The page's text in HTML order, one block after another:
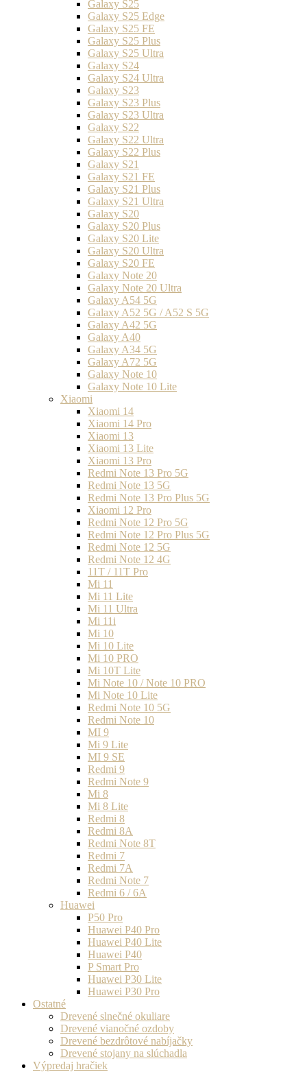
Galaxy S25
Galaxy S25 Edge
Galaxy S25 FE
Galaxy S25 Plus
Galaxy S25 Ultra
Galaxy S24
Galaxy S24 Ultra
Galaxy S23
Galaxy S23 Plus
Galaxy S23 Ultra
Galaxy S22
Galaxy S22 Ultra
Galaxy S22 Plus
Galaxy S21
Galaxy S21 FE
Galaxy S21 Plus
Galaxy S21 Ultra
Galaxy S20
Galaxy S20 Plus
Galaxy S20 Lite
Galaxy S20 Ultra
Galaxy S20 FE
Galaxy Note 20
Galaxy Note 20 Ultra
Galaxy A54 5G
Galaxy A52 5G / A52 S 5G
Galaxy A42 5G
Galaxy A40
Galaxy A34 5G
Galaxy A72 5G
Galaxy Note 10
Galaxy Note 10 Lite
Xiaomi
Xiaomi 14
Xiaomi 14 Pro
Xiaomi 13
Xiaomi 13 Lite
Xiaomi 13 Pro
Redmi Note 13 Pro 5G
Redmi Note 13 5G
Redmi Note 13 Pro Plus 5G
Xiaomi 12 Pro
Redmi Note 12 Pro 5G
Redmi Note 12 Pro Plus 5G
Redmi Note 12 5G
Redmi Note 12 4G
11T / 11T Pro
Mi 11
Mi 11 Lite
Mi 11 Ultra
Mi 11i
Mi 10
Mi 10 Lite
Mi 10 PRO
Mi 10T Lite
Mi Note 10 / Note 10 PRO
Mi Note 10 Lite
Redmi Note 10 5G
Redmi Note 10
MI 9
Mi 9 Lite
MI 9 SE
Redmi 9
Redmi Note 9
Mi 8
Mi 8 Lite
Redmi 8
Redmi 8A
Redmi Note 8T
Redmi 7
Redmi 7A
Redmi Note 7
Redmi 6 / 6A
Huawei
P50 Pro
Huawei P40 Pro
Huawei P40 Lite
Huawei P40
P Smart Pro
Huawei P30 Lite
Huawei P30 Pro
Ostatné
Drevené slnečné okuliare
Drevené vianočné ozdoby
Drevené bezdrôtové nabíjačky
Drevené stojany na slúchadla
Výpredaj hračiek